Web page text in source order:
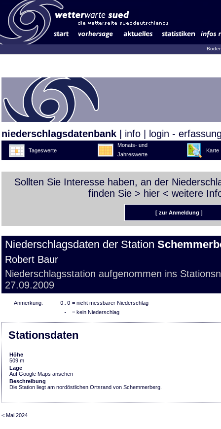
niederschlagsdatenbank info login -
Tageswerte
Monats- und
Jahreswerte
Karte
Sollten Sie Interesse haben, an der
finden Sie > hier < weitere
[ zur Anmeldung ]
Niederschlagsdaten der Station
Robert Baur
Niederschlagsstation aufgenommen ins
27.09.2009
Anmerkung: 0,0 = nicht messbarer Niederschlag
- = kein Niederschlag
Stationsdaten
Höhe
509 m
Lage
Auf Google Maps ansehen
Beschreibung
Die Station liegt am nordöstlichen Ortsrand von Schemmerberg.
< Mai 2024